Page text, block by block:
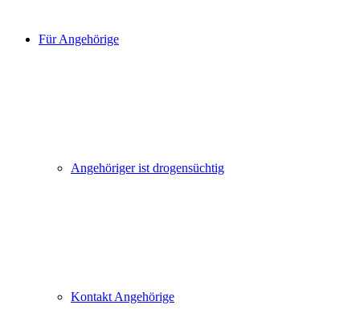
Für Angehörige
Angehöriger ist drogensüchtig
Kontakt Angehörige